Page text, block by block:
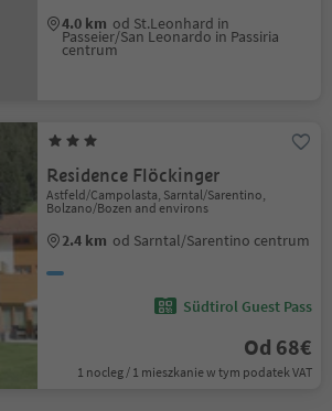
4.0 km od St.Leonhard in
Passeier/San Leonardo in Passiria
centrum
Residence Flöckinger
Astfeld/Campolasta, Sarntal/Sarentino,
Bolzano/Bozen and environs
2.4 km od Sarntal/Sarentino centrum
Südtirol Guest Pass
Od 68€
1 nocleg / 1 mieszkanie w tym podatek VAT